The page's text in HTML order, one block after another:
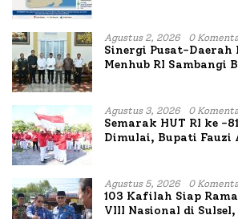
Agustus 2, 2026 0
Sinergi Pusat-Daerah
Menhub RI Sambangi
Agustus 3, 2026 0
Semarak HUT RI ke -
Dimulai, Bupati Fauzi
Agustus 5, 2026 0
103 Kafilah Siap
VIII Nasional di Sulsel,